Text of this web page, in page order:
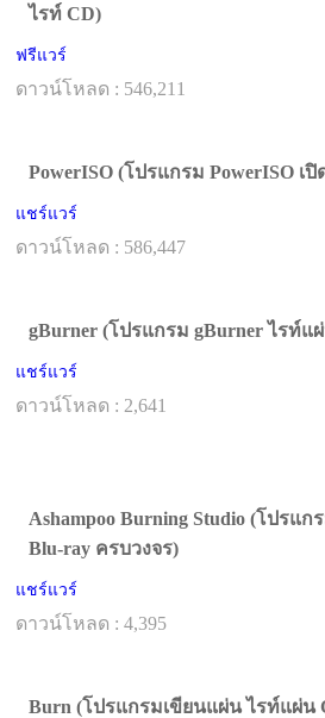
ไรท์ CD)
ฟรีแวร์
ดาวน์โหลด : 546,211
PowerISO (โปรแกรม PowerISO เ
แชร์แวร์
ดาวน์โหลด : 586,447
gBurner (โปรแกรม gBurner ไรท์แ
แชร์แวร์
ดาวน์โหลด : 2,641
Ashampoo Burning Studio (โปรแ
Blu-ray ครบวงจร)
แชร์แวร์
ดาวน์โหลด : 4,395
Burn (โปรแกรมเขียนแผ่น ไรท์แผ่น